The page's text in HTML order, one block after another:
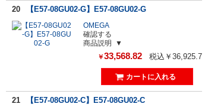
20 【E57-08GU02-G】E57-08GU02-G
OMEGA
確認する
商品説明
￥33,568.82 税込￥36,925.7
21 【E57-08GU02-C】E57-08GU02-C